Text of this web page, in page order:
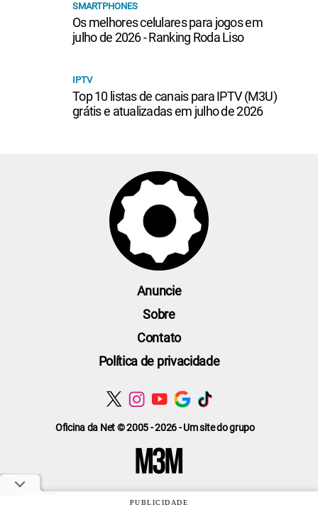
SMARTPHONES
Os melhores celulares para jogos em
julho de 2026 - Ranking Roda Liso
IPTV
Top 10 listas de canais para IPTV (M3U)
grátis e atualizadas em julho de 2026
Oficina da Net © 2005 - 2026 - Um site do grupo
Anuncie
Sobre
Contato
Política de privacidade
PUBLICIDADE